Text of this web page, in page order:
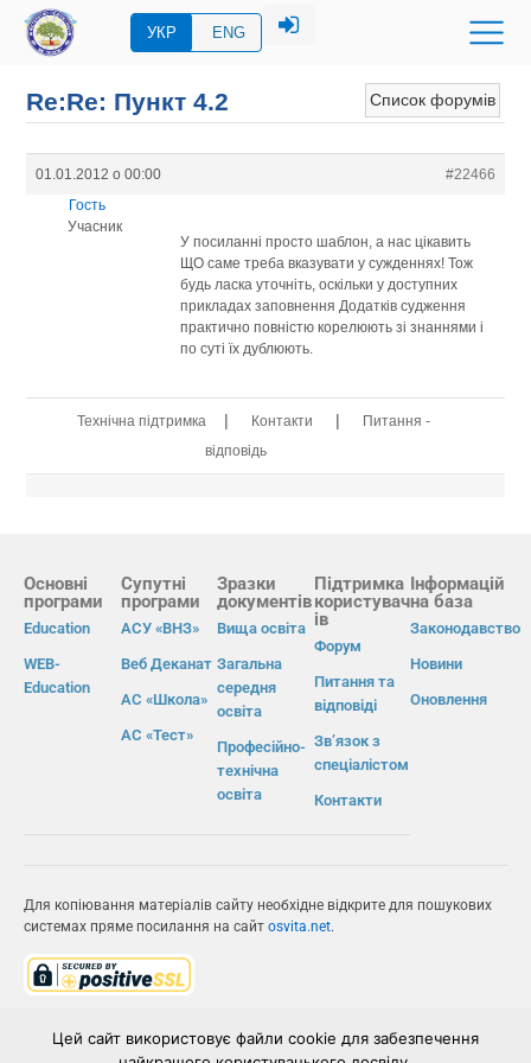
УКР ENG
Список форумів
Re:Re: Пункт 4.2
01.01.2012 о 00:00
#22466
Гость
Учасник
У посиланні просто шаблон, а нас цікавить
ЩО саме треба вказувати у сужденнях! Тож
будь ласка уточніть, оскільки у доступних
прикладах заповнення Додатків судження
практично повністю корелюють зі знаннями і
по суті їх дублюють.
Технічна підтримка | Контакти |
Питання -
відповідь
Основні
програми
Education
WEB-
Education
Супутні
програми
АСУ «ВНЗ»
Веб Деканат
АС «Школа»
АС «Тест»
Зразки
документів
Вища освіта
Загальна
середня
освіта
Професійно-
технічна
освіта
Підтримка
користувач
ів
Форум
Питання та
відповіді
Зв’язок з
спеціалістом
Контакти
Інформацій
на база
Законодавство
Новини
Оновлення
Для копіювання матеріалів сайту необхідне відкрите для пошукових
системах пряме посилання на сайт osvita.net.
Цей сайт використовує файли cookie для забезпечення